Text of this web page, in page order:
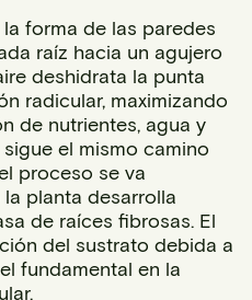
forma de las paredes
raíz hacia un agujero
deshidrata la punta
radicular, maximizando
de nutrientes, agua y
el mismo camino
proceso se va
planta desarrolla
de raíces fibrosas. El
del sustrato debida a
fundamental en la